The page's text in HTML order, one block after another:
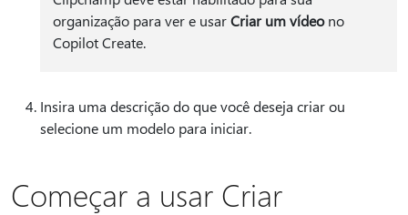
organização para ver e usarCriar um vídeono
Copilot Create.
Insira uma descrição do que você deseja criar ou
selecione um modelo para iniciar.
Começar a usar Criar